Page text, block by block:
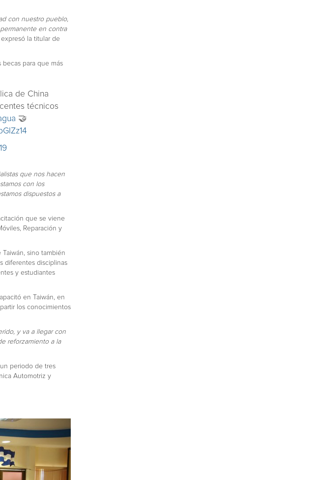
con nuestro pueblo,
en contra
expresó la titular de
becas para que más
de China
técnicos
🤝
que nos hacen
con los
dispuestos a
que se viene
Reparación y
sino también
diferentes disciplinas
y estudiantes
en Taiwán, en
los conocimientos
y va a llegar con
reforzamiento a la
periodo de tres
Automotriz y